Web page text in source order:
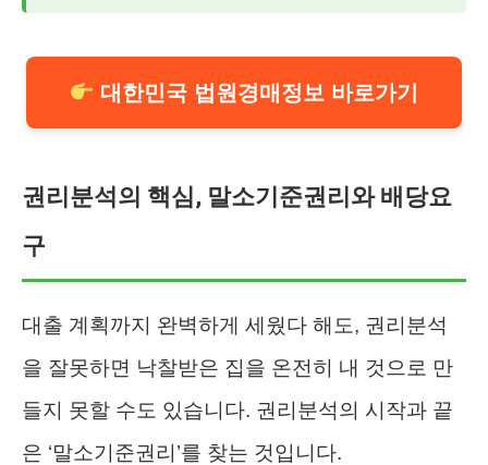
대한민국 법원경매정보 바로가기
권리분석의 핵심, 말소기준권리와 배당요
구
대출 계획까지 완벽하게 세웠다 해도, 권리분석
을 잘못하면 낙찰받은 집을 온전히 내 것으로 만
들지 못할 수도 있습니다. 권리분석의 시작과 끝
은 ‘말소기준권리’를 찾는 것입니다.